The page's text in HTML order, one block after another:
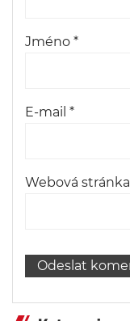
Jméno *
E-mail *
Webová stránka